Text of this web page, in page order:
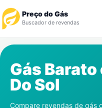
Preço do Gás
Buscador de revendas
Revendedor
Gás Barato
Do Sol
Compare revendas de gás